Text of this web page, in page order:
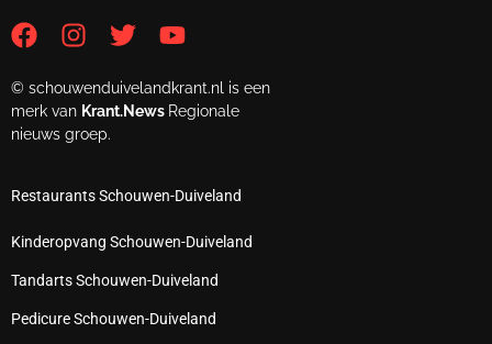
© schouwenduivelandkrant.nl is een
merk van Krant.News Regionale
nieuws groep.
Restaurants Schouwen-Duiveland
Kinderopvang Schouwen-Duiveland
Tandarts Schouwen-Duiveland
Pedicure Schouwen-Duiveland